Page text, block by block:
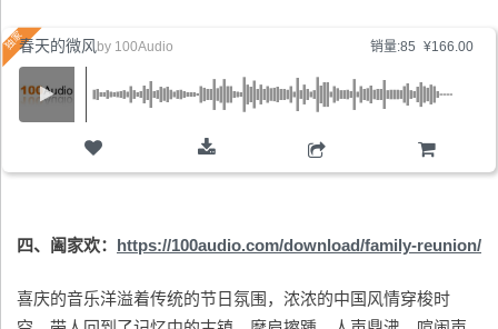
销量:85 ¥166.00
春天的微风 by 100Audio
四、阖家欢： https://100audio.com/download/family-reunion/
喜庆的音乐洋溢着传统的节日氛围，浓浓的中国风情穿梭时